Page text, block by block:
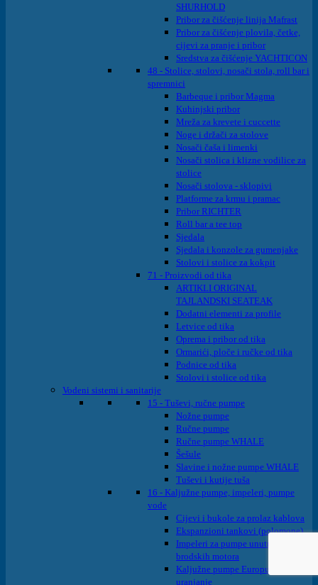
SHURHOLD
Pribor za čišćenje linija Mafrast
Pribor za čišćenje plovila, četke,
cijevi za pranje i pribor
Sredstva za čišćenje YACHTICON
48 - Stolice, stolovi, nosači stola, roll bar i
spremnici
Barbeque i pribor Magma
Kuhinjski pribor
Mreža za krevete i cuccette
Noge i držači za stolove
Nosači čaša i limenki
Nosači stolica i klizne vodilice za
stolice
Nosači stolova - sklopivi
Platforme za krmu i pramac
Pribor RICHTER
Roll bar a tee top
Sjedala
Sjedala i konzole za gumenjake
Stolovi i stolice za kokpit
71 - Proizvodi od tika
ARTIKLI ORIGINAL
TAJLANDSKI SEATEAK
Dodatni elementi za profile
Letvice od tika
Oprema i pribor od tika
Ormarići, ploče i ručke od tika
Podnice od tika
Stolovi i stolice od tika
Vodeni sistemi i sanitarije
15 - Tuševi, ručne pumpe
Nožne pumpe
Ručne pumpe
Ručne pumpe WHALE
Šešule
Slavine i nožne pumpe WHALE
Tuševi i kutije tuša
16 - Kaljužne pumpe, impeleri, pumpe
vode
Cijevi i bukole za prolaz kablova
Ekspanzioni tankovi (polomone)
Impeleri za pumpe unutrašnjih
brodskih motora
Kaljužne pumpe Europump na
uranjanje